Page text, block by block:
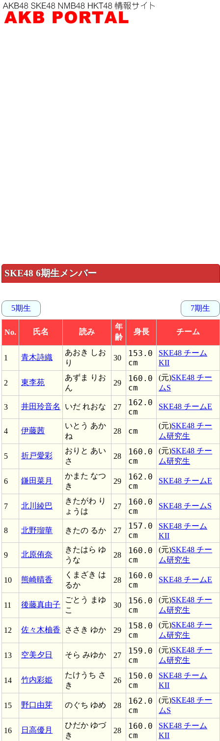
SKE48 6期生メンバー
5期生 7期生
No. 氏名 読み
年
齢
身長 チーム
1 青木詩織
あおき しお
り
30
153.0
cm
SKE48 チーム
KII
2 東李苑
あずま りお
ん
29
160.0
cm
(元)SKE48 チー
ムS
3 井田玲音名 いだ れおな 27
162.0
cm
SKE48 チームE
4 伊藤茜
いとう あか
ね
28 cm
(元)SKE48 チー
ム研究生
5 折戸愛彩
おりと あい
さ
28
160.0
cm
(元)SKE48 チー
ム研究生
6 鎌田菜月
かまた なつ
き
29
162.0
cm
SKE48 チームE
7 北川綾巴
きたがわ り
ょうは
27
160.0
cm
SKE48 チームS
8 北野瑠華 きたの るか 27
157.0
cm
SKE48 チーム
KII
9 北原侑奈
きたはら ゆ
うな
28
160.0
cm
(元)SKE48 チー
ム研究生
10 熊崎晴香
くまざき は
るか
28
160.0
cm
SKE48 チームE
11 後藤真由子
ごとう まゆ
こ
30
156.0
cm
(元)SKE48 チー
ム研究生
12 佐々木柚香 ささき ゆか 29
158.0
cm
(元)SKE48 チー
ム研究生
13 空美夕日 そら みゆか 27
159.0
cm
(元)SKE48 チー
ム研究生
14 竹内彩姫
たけうち さ
き
26
150.0
cm
SKE48 チーム
KII
15 野口由芽 のぐち ゆめ 28
162.0
cm
(元)SKE48 チー
ムS
16 日高優月
ひだか ゆづ
き
28
160.0
cm
SKE48 チーム
KII